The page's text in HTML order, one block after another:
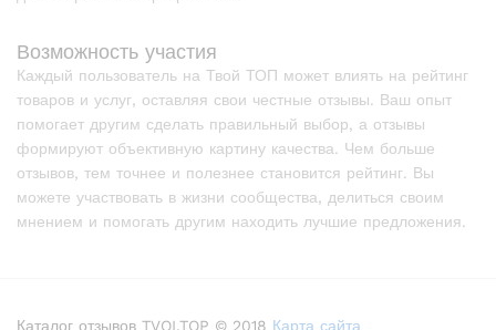
Возможность участия
Каждый пользователь на Твой ТОП может влиять на рейтинг
товаров и услуг, оставляя свои честные отзывы. Ваш опыт
помогает другим сделать правильный выбор, а отзывы
формируют объективную картину качества. Чем больше
отзывов, тем точнее и полезнее становится рейтинг. Вы
можете участвовать в жизни сообщества, делиться своим
мнением и помогать другим находить лучшие предложения.
Каталог отзывов TVOI.TOP © 2018 Карта сайта